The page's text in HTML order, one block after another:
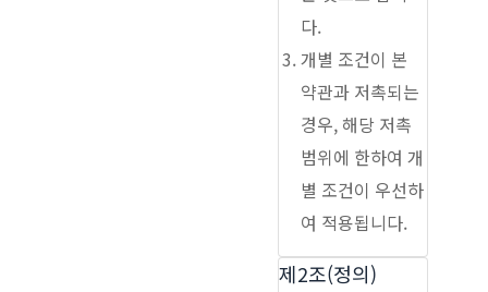
다.
개별 조건이 본
약관과 저촉되는
경우, 해당 저촉
범위에 한하여 개
별 조건이 우선하
여 적용됩니다.
제2조(정의)